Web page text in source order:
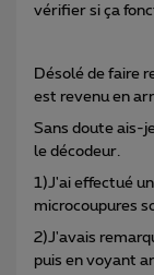
vérifier si ça
Désolé de faire
est revenu en
Sans doute ais-
le décodeur.
1)J'ai effectué
microcoupures
2)J'avais
puis en voyant